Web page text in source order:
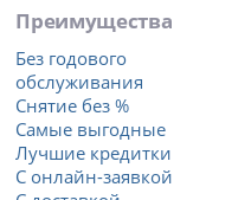
Преимущества
Без годового
обслуживания
Снятие без %
Самые выгодные
Лучшие кредитки
С онлайн-заявкой